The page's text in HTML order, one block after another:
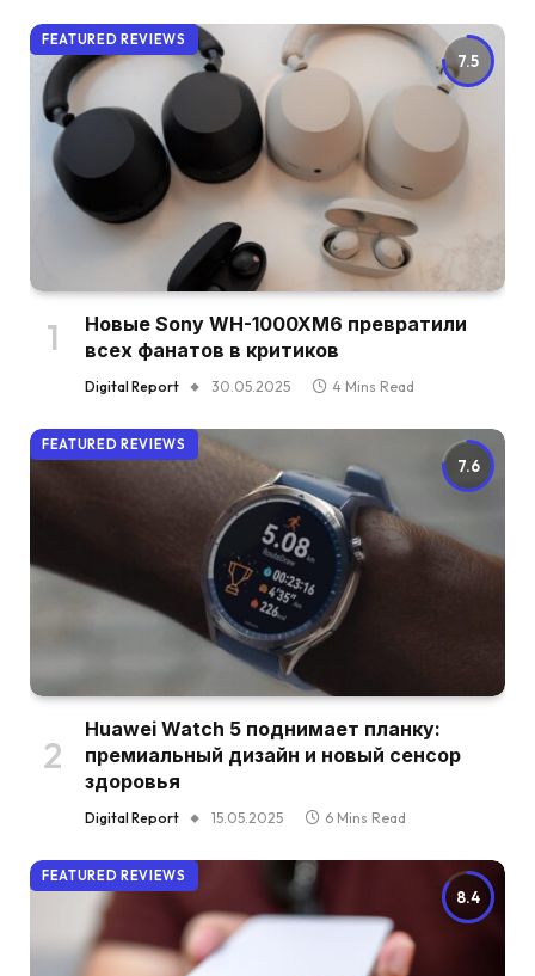
7.5
FEATURED REVIEWS
Новые Sony WH-1000XM6 превратили
всех фанатов в критиков
Digital Report 30.05.2025 4 Mins Read
7.6
FEATURED REVIEWS
Huawei Watch 5 поднимает планку:
премиальный дизайн и новый сенсор
здоровья
Digital Report 15.05.2025 6 Mins Read
8.4
FEATURED REVIEWS